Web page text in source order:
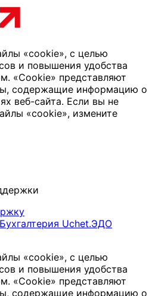
«cookie», с целью
и повышения удобства
«Cookie» представляют
содержащие информацию о
веб-сайта. Если вы не
«cookie», измените
Uchet.ЭДО
«cookie», с целью
и повышения удобства
«Cookie» представляют
содержащие информацию о